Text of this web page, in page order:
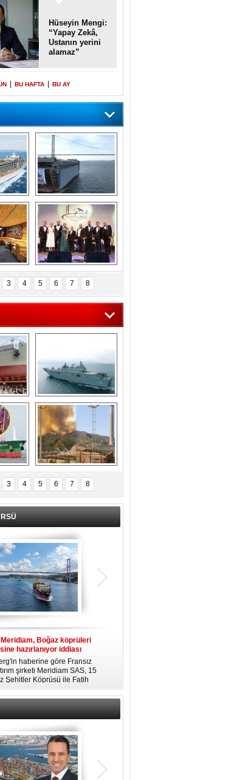
Hüseyin Mengi:
“Yapay Zekâ,
Ustanın yerini
alamaz”
BU HAFTA BU AY
Dünyada tek!
Denizaltı yüzer
havuzu intikal
seyrine başladı
geliri
5. Bosphorus Ship
Brokers Dinner,
İstanbul’da yapıldı
3 4 5 6 7 8
TCG Anadolu,
tersane teknik
seyrini tamamladı
Milas’taki yangın
yeniden termik
santrallere doğru
ilerliyor
3 4 5 6 7 8
Meridiam, Boğaz köprüleri
hazırlanıyor iddiası
haberine göre Fransız
şirketi Meridiam SAS, 15
Şehitler Köprüsü ile Fatih
Mehmet Köprüsü'nün
yönelik ihaleyle
zamanda kendi yat limanı, helikopter
pisti ve seçkin villaları da içeren koca